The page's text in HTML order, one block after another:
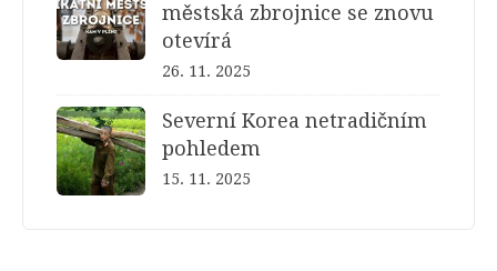
městská zbrojnice se znovu
otevírá
26. 11. 2025
Severní Korea netradičním
pohledem
15. 11. 2025